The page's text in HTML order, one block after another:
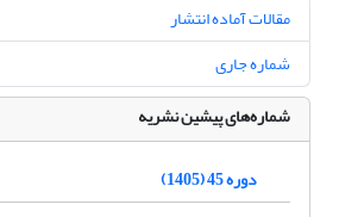
مقالات آماده انتشار
شماره جاری
شماره‌های پیشین نشریه
دوره 45 (1405)